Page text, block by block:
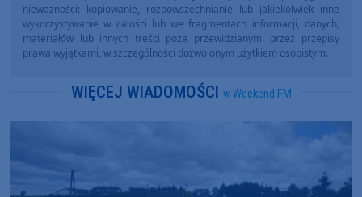
nieważności: kopiowanie, rozpowszechnianie lub jakiekolwiek inne
wykorzystywanie w całości lub we fragmentach informacji, danych,
materiałów lub innych treści poza przewidzianymi przez przepisy
prawa wyjątkami, w szczególności dozwolonym użytkiem osobistym.
WIĘCEJ WIADOMOŚCI w Weekend FM